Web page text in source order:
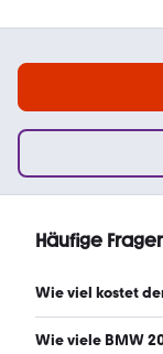
Häufige
Wie viel kostet
Ein guter Preis
Wie viele BMW